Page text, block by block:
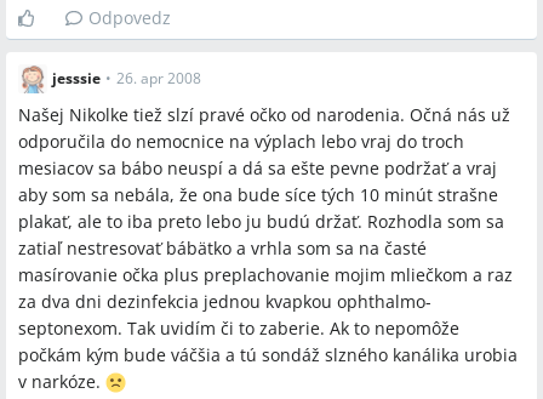
Odpovedz
jesssie • 26. apr 2008
Našej Nikolke tiež slzí pravé očko od narodenia. Očná nás už
odporučila do nemocnice na výplach lebo vraj do troch
mesiacov sa bábo neuspí a dá sa ešte pevne podržať a vraj
aby som sa nebála, že ona bude síce tých 10 minút strašne
plakať, ale to iba preto lebo ju budú držať. Rozhodla som sa
zatiaľ nestresovať bábätko a vrhla som sa na časté
masírovanie očka plus preplachovanie mojim mliečkom a raz
za dva dni dezinfekcia jednou kvapkou ophthalmo-
septonexom. Tak uvidím či to zaberie. Ak to nepomôže
počkám kým bude váčšia a tú sondáž slzného kanálika urobia
v narkóze.